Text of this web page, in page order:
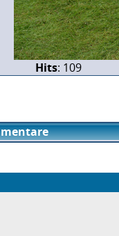
Hits: 109